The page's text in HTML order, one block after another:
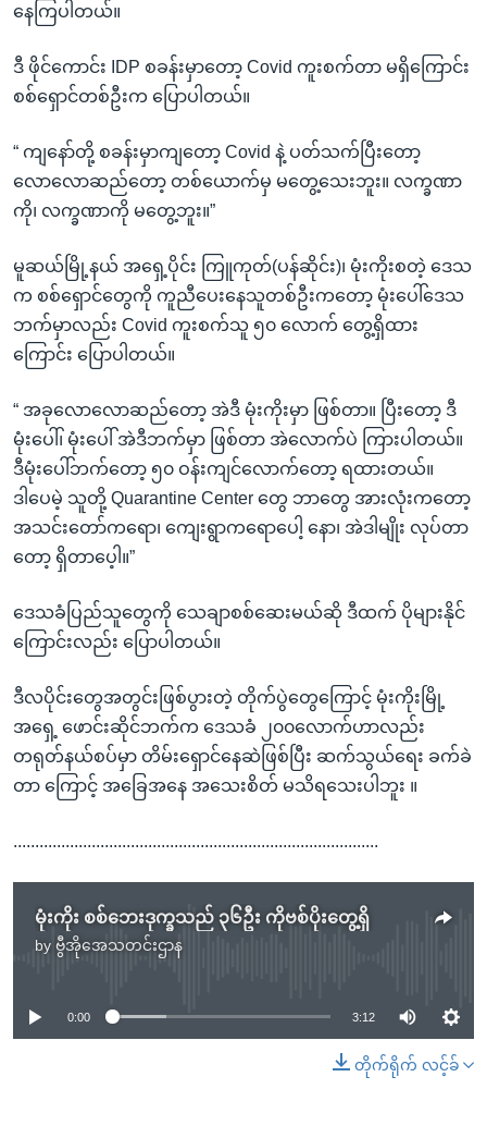
နေကြပါတယ်။
ဒီ ဖိုင်ကောင်း IDP စခန်းမှာတော့ Covid ကူးစက်တာ မရှိကြောင်း
စစ်ရှောင်တစ်ဦးက ပြောပါတယ်။
“ ကျနော်တို့ စခန်းမှာကျတော့ Covid နဲ့ ပတ်သက်ပြီးတော့
လောလောဆည်တော့ တစ်ယောက်မှ မတွေ့သေးဘူး။ လက္ခဏာ
ကို၊ လက္ခဏာကို မတွေ့ဘူး။”
မူဆယ်မြို့နယ် အရှေ့ပိုင်း ကြူကုတ်(ပန်ဆိုင်း)၊ မုံးကိုးစတဲ့ ဒေသ
က စစ်ရှောင်တွေကို ကူညီပေးနေသူတစ်ဦးကတော့ မုံးပေါ်ဒေသ
ဘက်မှာလည်း Covid ကူးစက်သူ ၅၀ လောက် တွေ့ရှိထား
ကြောင်း ပြောပါတယ်။
“ အခုလောလောဆည်တော့ အဲဒီ မုံးကိုးမှာ ဖြစ်တာ။ ပြီးတော့ ဒီ
မုံးပေါ်၊ မုံးပေါ် အဲဒီဘက်မှာ ဖြစ်တာ အဲလောက်ပဲ ကြားပါတယ်။
ဒီမုံးပေါ်ဘက်တော့ ၅၀ ဝန်းကျင်လောက်တော့ ရထားတယ်။
ဒါပေမဲ့ သူတို့ Quarantine Center တွေ ဘာတွေ အားလုံးကတော့
အသင်းတော်ကရော၊ ကျေးရွာကရောပေါ့ နော၊ အဲဒါမျိုး လုပ်တာ
တော့ ရှိတာပေ့ါ။”
ဒေသခံပြည်သူတွေကို သေချာစစ်ဆေးမယ်ဆို ဒီထက် ပိုများနိုင်
ကြောင်းလည်း ပြောပါတယ်။
ဒီလပိုင်းတွေအတွင်းဖြစ်ပွားတဲ့ တိုက်ပွဲတွေကြောင့် မုံးကိုးမြို့
အရှေ့ ဖောင်းဆိုင်ဘက်က ဒေသခံ ၂၀၀လောက်ဟာလည်း
တရုတ်နယ်စပ်မှာ တိမ်းရှောင်နေဆဲဖြစ်ပြီး ဆက်သွယ်ရေး ခက်ခဲ
တာ ကြောင့် အခြေအနေ အသေးစိတ် မသိရသေးပါဘူး ။
....................................................................................
မုံးကိုး စစ်ဘေးဒုက္ခသည် ၃၆ဦး ကိုဗစ်ပိုးတွေ့ရှိ
by ဗွီအိုအေသတင်းဌာန
No media source currently available
0:00 3:12
တိုက်ရိုက် လင့်ခ်